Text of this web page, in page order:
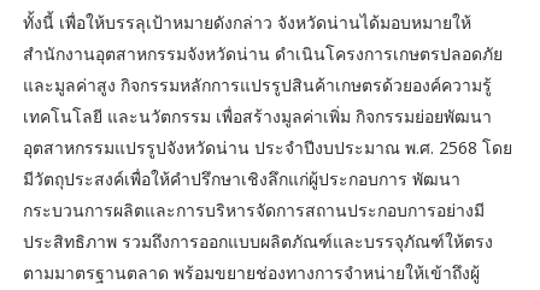
ทั้งนี้ เพื่อให้บรรลุเป้าหมายดังกล่าว จังหวัดน่านได้มอบหมายให้
สำนักงานอุตสาหกรรมจังหวัดน่าน ดำเนินโครงการเกษตรปลอดภัย
และมูลค่าสูง กิจกรรมหลักการแปรรูปสินค้าเกษตรด้วยองค์ความรู้
เทคโนโลยี และนวัตกรรม เพื่อสร้างมูลค่าเพิ่ม กิจกรรมย่อยพัฒนา
อุตสาหกรรมแปรรูปจังหวัดน่าน ประจำปีงบประมาณ พ.ศ. 2568 โดย
มีวัตถุประสงค์เพื่อให้คำปรึกษาเชิงลึกแก่ผู้ประกอบการ พัฒนา
กระบวนการผลิตและการบริหารจัดการสถานประกอบการอย่างมี
ประสิทธิภาพ รวมถึงการออกแบบผลิตภัณฑ์และบรรจุภัณฑ์ให้ตรง
ตามมาตรฐานตลาด พร้อมขยายช่องทางการจำหน่ายให้เข้าถึงผู้